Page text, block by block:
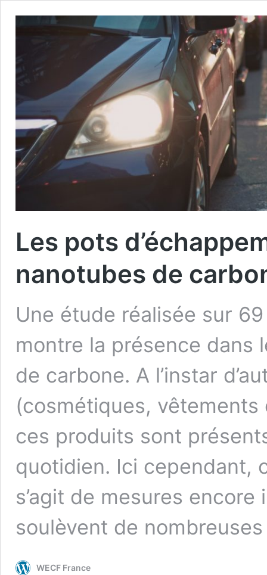
Les pots
nanotubes de
Une étude réalisée sur
montre la présence dans
de carbone. A l’instar
(cosmétiques,
ces produits sont
quotidien. Ici cependant,
s’agit de mesures
soulèvent de
WECF France